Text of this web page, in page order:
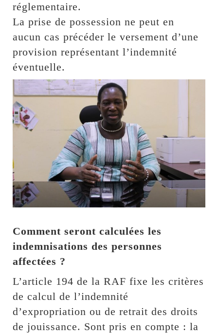
réglementaire.
La prise de possession ne peut en
aucun cas précéder le versement d’une
provision représentant l’indemnité
éventuelle.
Comment seront calculées les
indemnisations des personnes
affectées ?
L’article 194 de la RAF fixe les critères
de calcul de l’indemnité
d’expropriation ou de retrait des droits
de jouissance. Sont pris en compte : la